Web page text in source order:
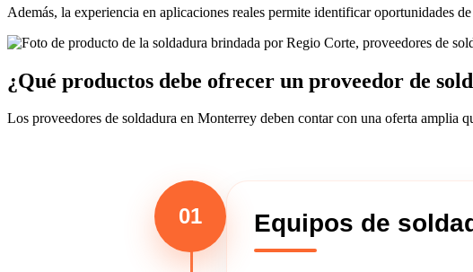
Además, la experiencia en aplicaciones reales permite identificar oportunidades
¿Qué productos debe ofrecer un proveedor de
Los proveedores de soldadura en Monterrey deben contar con una oferta amplia
01 Equipos de